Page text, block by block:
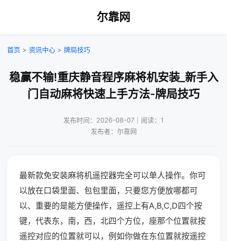
尔靠网
首页 > 资讯中心 > 牌局技巧
稳赢不输!重庆静音程序麻将机安装_新手入
门自动麻将快速上手方法-牌局技巧
发布时间：2026-08-07｜阅读：1
发布者：尔靠网
最新款免安装麻将机遥控器完全可以单人操作。你可
以放在口袋里面、包包里面，只要您方便放哪都可
以、重要的是能方便操作，遥控上有A,B,C,D四个按
键，代表东，南，西，北四个方位，座那个位置就按
遥控对应的位置就可以，例如你做在东位置就按遥控